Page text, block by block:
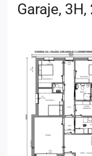
Garaje,